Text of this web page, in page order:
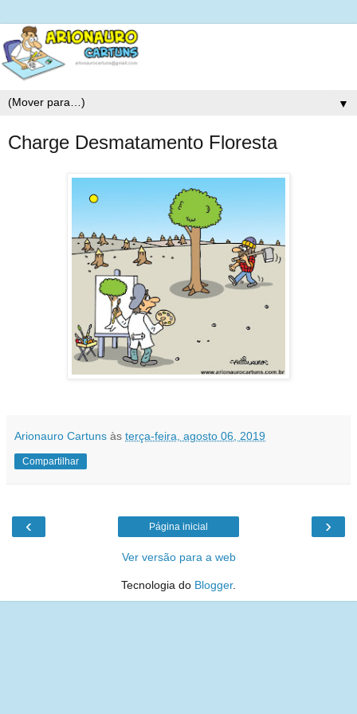
▼
Charge Desmatamento Floresta
Arionauro Cartuns às terça-feira, agosto 06, 2019
Compartilhar
‹ ›
Página inicial
Ver versão para a web
Tecnologia do Blogger.